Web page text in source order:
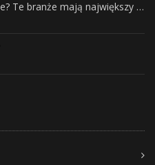
Własna firma chodzi Ci po głowie? Te branże mają największy potencjał rozwoju